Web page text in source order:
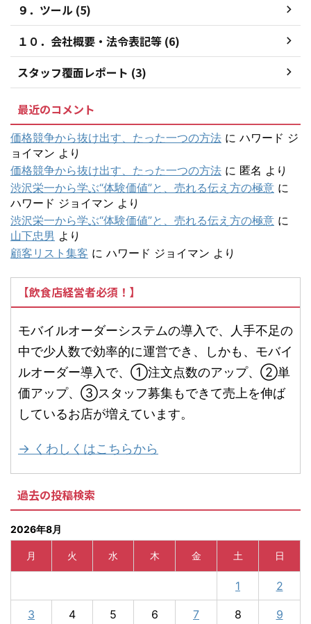
９．ツール (5)
１０．会社概要・法令表記等 (6)
スタッフ覆面レポート (3)
最近のコメント
価格競争から抜け出す、たった一つの方法 に ハワード ジ
ョイマン より
価格競争から抜け出す、たった一つの方法 に 匿名 より
渋沢栄一から学ぶ“体験価値”と、売れる伝え方の極意 に
ハワード ジョイマン より
渋沢栄一から学ぶ“体験価値”と、売れる伝え方の極意 に
山下忠男 より
顧客リスト集客 に ハワード ジョイマン より
【飲食店経営者必須！】
モバイルオーダーシステムの導入で、人手不足の
中で少人数で効率的に運営でき、しかも、モバイ
ルオーダー導入で、①注文点数のアップ、②単
価アップ、③スタッフ募集もできて売上を伸ば
しているお店が増えています。
→ くわしくはこちらから
過去の投稿検索
2026年8月
月 火 水 木 金 土 日
1 2
3 4 5 6 7 8 9